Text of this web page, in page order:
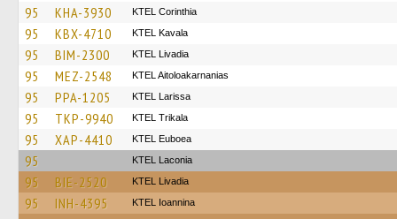
95 KHA-3930 KTEL Corinthia
95 KBX-4710 KTEL Kavala
95 BIM-2300 KTEL Livadia
95 MEZ-2548 KTEL Aitoloakarnanias
95 PPA-1205 KTEL Larissa
95 TKP-9940 ΚΤΕL Τrikala
95 XAP-4410 ΚΤΕL Euboea
95 ΚΤΕL Laconia
95 BIE-2520 KTEL Livadia
95 INH-4395 KTEL Ioannina